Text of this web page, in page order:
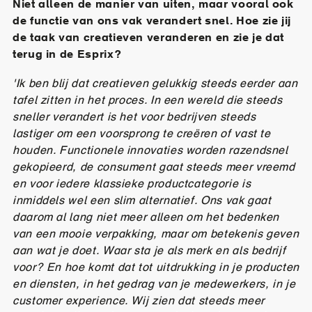
Niet alleen de manier van uiten, maar vooral ook
de functie van ons vak verandert snel. Hoe zie jij
de taak van creatieven veranderen en zie je dat
terug in de Esprix?
'Ik ben blij dat creatieven gelukkig steeds eerder aan
tafel zitten in het proces. In een wereld die steeds
sneller verandert is het voor bedrijven steeds
lastiger om een voorsprong te creëren of vast te
houden. Functionele innovaties worden razendsnel
gekopieerd, de consument gaat steeds meer vreemd
en voor iedere klassieke productcategorie is
inmiddels wel een slim alternatief. Ons vak gaat
daarom al lang niet meer alleen om het bedenken
van een mooie verpakking, maar om betekenis geven
aan wat je doet. Waar sta je als merk en als bedrijf
voor? En hoe komt dat tot uitdrukking in je producten
en diensten, in het gedrag van je medewerkers, in je
customer experience. Wij zien dat steeds meer